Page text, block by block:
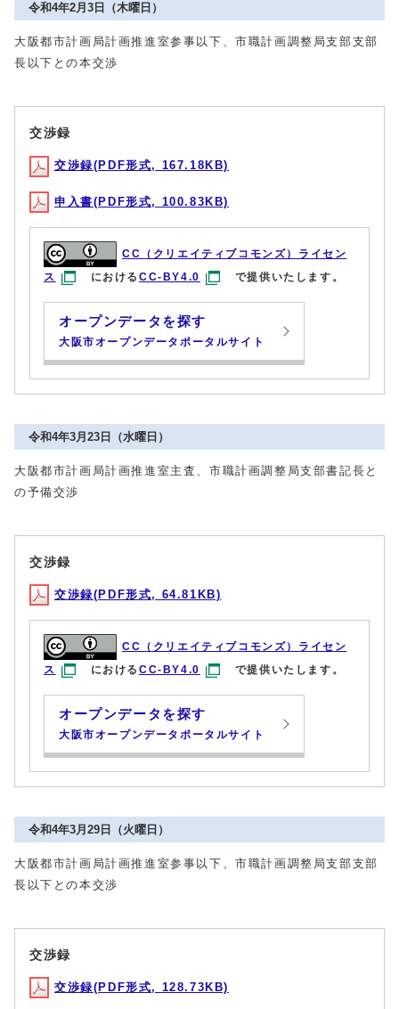
令和4年2月3日（木曜日）
大阪都市計画局計画推進室参事以下、市職計画調整局支部支部
長以下との本交渉
交渉録
交渉録(PDF形式, 167.18KB)
申入書(PDF形式, 100.83KB)
CC（クリエイティブコモンズ）ライセン
ス
におけるCC-BY4.0 で提供いたします。
オープンデータを探す
大阪市オープンデータポータルサイト
令和4年3月23日（水曜日）
大阪都市計画局計画推進室主査、市職計画調整局支部書記長と
の予備交渉
交渉録
交渉録(PDF形式, 64.81KB)
CC（クリエイティブコモンズ）ライセン
ス
におけるCC-BY4.0 で提供いたします。
オープンデータを探す
大阪市オープンデータポータルサイト
令和4年3月29日（火曜日）
大阪都市計画局計画推進室参事以下、市職計画調整局支部支部
長以下との本交渉
交渉録
交渉録(PDF形式, 128.73KB)